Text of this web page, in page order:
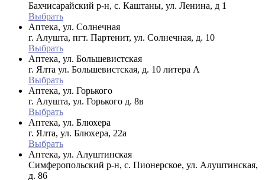
Бахчисарайский р-н, с. Каштаны, ул. Ленина, д 1
Выбрать
Аптека, ул. Солнечная
г. Алушта, пгт. Партенит, ул. Солнечная, д. 10
Выбрать
Аптека, ул. Большевистская
г. Ялта ул. Большевистская, д. 10 литера А
Выбрать
Аптека, ул. Горького
г. Алушта, ул. Горького д. 8в
Выбрать
Аптека, ул. Блюхера
г. Ялта, ул. Блюхера, 22а
Выбрать
Аптека, ул. Алуштинская
Симферопольский р-н, с. Пионерское, ул. Алуштинская,
д. 86